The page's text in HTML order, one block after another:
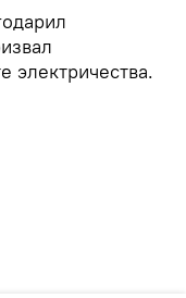
электричества.